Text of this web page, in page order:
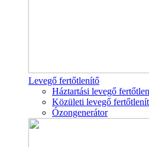
Levegő fertőtlenítő
Háztartási levegő
Közületi levegő
Ózongenerátor